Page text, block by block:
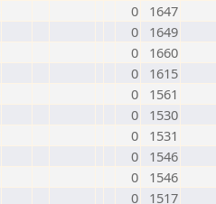
0
1647
0
1649
0
1660
0
1615
0
1561
0
1530
0
1531
0
1546
0
1546
0
1517